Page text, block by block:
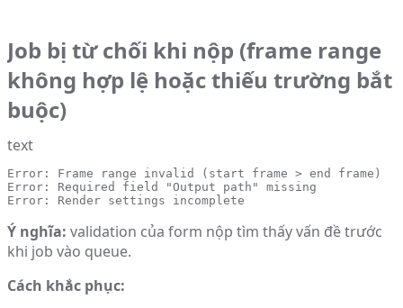
Job bị từ chối khi nộp (frame range
không hợp lệ hoặc thiếu trường bắt
buộc)
text
Error: Frame range invalid (start frame > end frame)
Error: Required field "Output path" missing
Error: Render settings incomplete
Ý nghĩa: validation của form nộp tìm thấy vấn đề trước
khi job vào queue.
Cách khắc phục: